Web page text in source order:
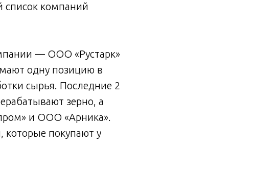
список компаний
— ООО «Рустарк»
одну позицию в
сырья. Последние 2
зерно, а
и ООО «Арника».
которые покупают у